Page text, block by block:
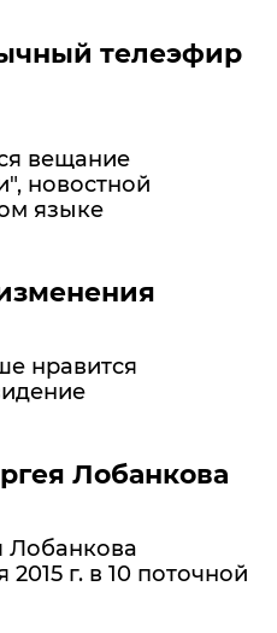
телеэфир
вещание
новостной
языке
нравится
Лобанкова
Лобанкова
г. в 10 поточной